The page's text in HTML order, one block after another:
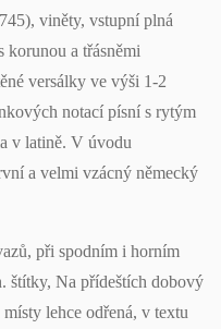
viněty, vstupní plná
korunou a třásněmi
versálky ve výši 1-2
notací písní s rytým
v latině. V úvodu
a velmi vzácný německý
při spodním i horním
štítky, Na přídeštích dobový
lehce odřená, v textu